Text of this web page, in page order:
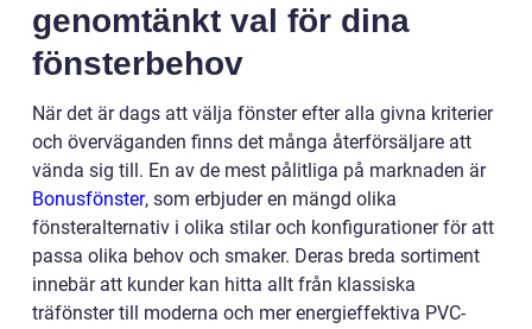
genomtänkt val för dina
fönsterbehov
När det är dags att välja fönster efter alla givna kriterier
och överväganden finns det många återförsäljare att
vända sig till. En av de mest pålitliga på marknaden är
Bonusfönster, som erbjuder en mängd olika
fönsteralternativ i olika stilar och konfigurationer för att
passa olika behov och smaker. Deras breda sortiment
innebär att kunder kan hitta allt från klassiska
träfönster till moderna och mer energieffektiva PVC-